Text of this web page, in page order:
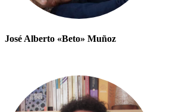
José Alberto «Beto» Muñoz